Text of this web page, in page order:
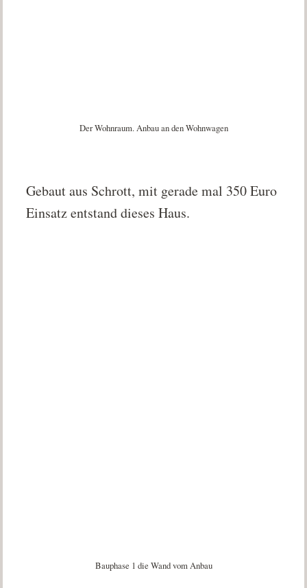
Der Wohnraum. Anbau an den Wohnwagen
Gebaut aus Schrott, mit gerade mal 350 Euro
Einsatz entstand dieses Haus.
Bauphase 1 die Wand vom Anbau